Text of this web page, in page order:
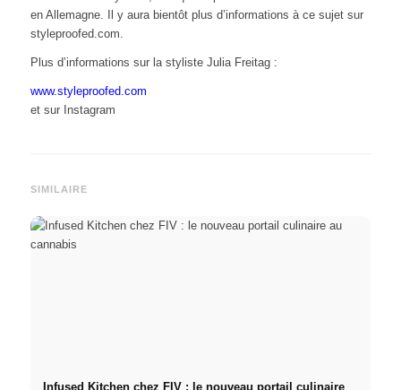
en Allemagne. Il y aura bientôt plus d’informations à ce sujet sur
styleproofed.com.
Plus d’informations sur la styliste Julia Freitag :
www.styleproofed.com
et sur Instagram
SIMILAIRE
Infused Kitchen chez FIV : le nouveau portail culinaire